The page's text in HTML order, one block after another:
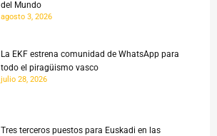
del Mundo
agosto 3, 2026
La EKF estrena comunidad de WhatsApp para
todo el piragüismo vasco
julio 28, 2026
Tres terceros puestos para Euskadi en las